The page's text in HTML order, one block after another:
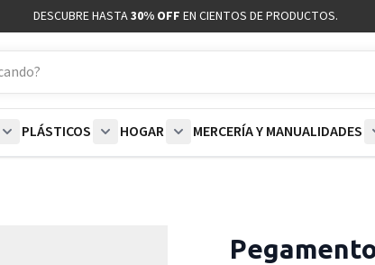
DESCUBRE HASTA30% OFF EN CIENTOS DE PRODUCTOS.
PLÁSTICOS
HOGAR
MERCERÍA Y MANUALIDADES